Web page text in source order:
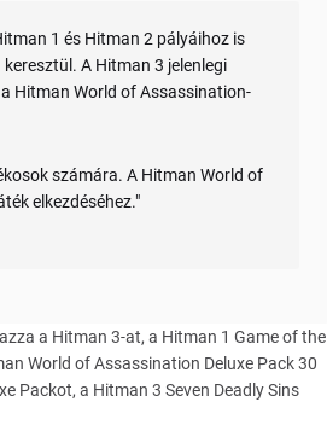
1 és Hitman 2 pályáihoz is
A Hitman 3 jelenlegi
Hitman World of Assassination-
számára. A Hitman World of
elkezdéséhez."
a Hitman 3-at, a Hitman 1 Game of the
World of Assassination Deluxe Pack 30
Packot, a Hitman 3 Seven Deadly Sins